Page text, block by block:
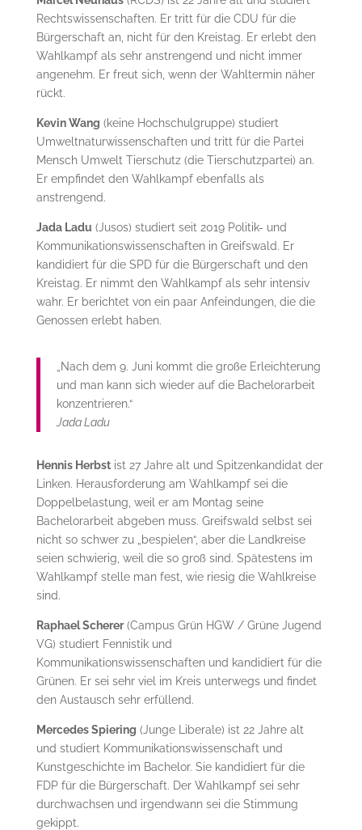
Rechtswissenschaften. Er tritt für die CDU für die
Bürgerschaft an, nicht für den Kreistag. Er erlebt den
Wahlkampf als sehr anstrengend und nicht immer
angenehm. Er freut sich, wenn der Wahltermin näher
rückt.
Kevin Wang (keine Hochschulgruppe) studiert
Umweltnaturwissenschaften und tritt für die Partei
Mensch Umwelt Tierschutz (die Tierschutzpartei) an.
Er empfindet den Wahlkampf ebenfalls als
anstrengend.
Jada Ladu (Jusos) studiert seit 2019 Politik- und
Kommunikationswissenschaften in Greifswald. Er
kandidiert für die SPD für die Bürgerschaft und den
Kreistag. Er nimmt den Wahlkampf als sehr intensiv
wahr. Er berichtet von ein paar Anfeindungen, die die
Genossen erlebt haben.
„Nach dem 9. Juni kommt die große Erleichterung
und man kann sich wieder auf die Bachelorarbeit
konzentrieren.“
Jada Ladu
Hennis Herbstist 27 Jahre alt und Spitzenkandidat der
Linken. Herausforderung am Wahlkampf sei die
Doppelbelastung, weil er am Montag seine
Bachelorarbeit abgeben muss. Greifswald selbst sei
nicht so schwer zu „bespielen“, aber die Landkreise
seien schwierig, weil die so groß sind. Spätestens im
Wahlkampf stelle man fest, wie riesig die Wahlkreise
sind.
Raphael Scherer(Campus Grün HGW / Grüne Jugend
VG) studiert Fennistik und
Kommunikationswissenschaften und kandidiert für die
Grünen. Er sei sehr viel im Kreis unterwegs und findet
den Austausch sehr erfüllend.
Mercedes Spiering (Junge Liberale) ist 22 Jahre alt
und studiert Kommunikationswissenschaft und
Kunstgeschichte im Bachelor. Sie kandidiert für die
FDP für die Bürgerschaft. Der Wahlkampf sei sehr
durchwachsen und irgendwann sei die Stimmung
gekippt.